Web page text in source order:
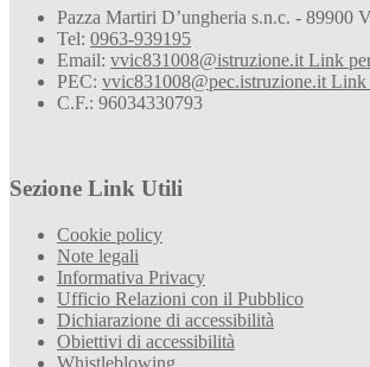
Pazza Martiri D’ungheria s.n.c. - 89900
Tel: 0963-939195
Email: vvic831008@istruzione.it Link
PEC: vvic831008@pec.istruzione.it Link
C.F.: 96034330793
Sezione Link Utili
Cookie policy
Note legali
Informativa Privacy
Ufficio Relazioni con il Pubblico
Dichiarazione di accessibilità
Obiettivi di accessibilità
Whistleblowing